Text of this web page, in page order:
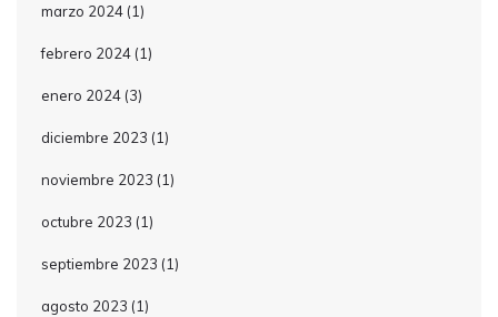
marzo 2024 (1)
febrero 2024 (1)
enero 2024 (3)
diciembre 2023 (1)
noviembre 2023 (1)
octubre 2023 (1)
septiembre 2023 (1)
agosto 2023 (1)